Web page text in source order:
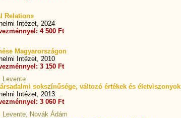
Relations
Intézet, 2024
4 500 Ft
Magyarországon
Intézet, 2010
3 150 Ft
Levente
sokszínűsége, változó értékek és életviszonyok
Intézet, 2013
3 060 Ft
Novák Ádám